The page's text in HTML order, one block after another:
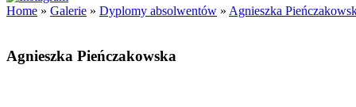
Home » Galerie » Dyplomy absolwentów » Agnieszka
Agnieszka Pieńczakowska